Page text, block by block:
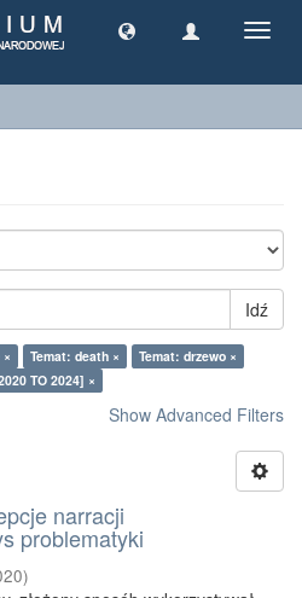
Idź
Temat: death ×
Temat: drzewo ×
TO 2024] ×
Show Advanced Filters
narracji
problematyki
)